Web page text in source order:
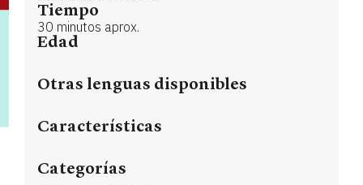
Tiempo
30 minutos aprox.
Edad
Otras lenguas disponibles
Características
Categorías